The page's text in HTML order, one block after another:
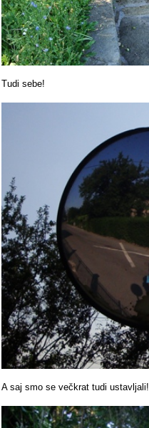
Tudi sebe!
A saj smo se večkrat tudi ustavljali!